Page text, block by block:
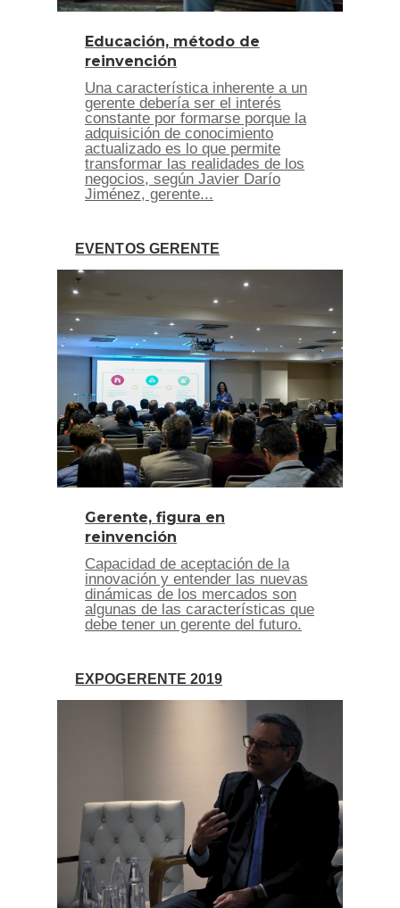
Educación, método de
reinvención
Una característica inherente a un
gerente debería ser el interés
constante por formarse porque la
adquisición de conocimiento
actualizado es lo que permite
transformar las realidades de los
negocios, según Javier Darío
Jiménez, gerente...
EVENTOS GERENTE
Gerente, figura en
reinvención
Capacidad de aceptación de la
innovación y entender las nuevas
dinámicas de los mercados son
algunas de las características que
debe tener un gerente del futuro.
EXPOGERENTE 2019